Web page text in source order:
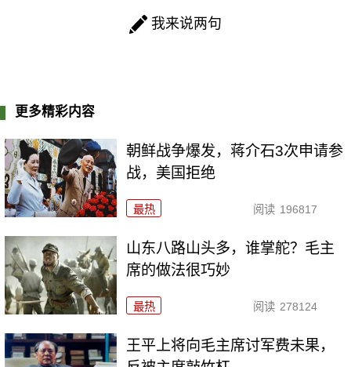
我来说两句
更多精彩内容
朝鲜战争爆发，蒋介石3次申请参
战，美国拒绝
最热 阅读 196817
山东八路山头多，谁掌舵？毛主
席的做法很巧妙
最热 阅读 278124
王平上将向毛主席讨军费未果，